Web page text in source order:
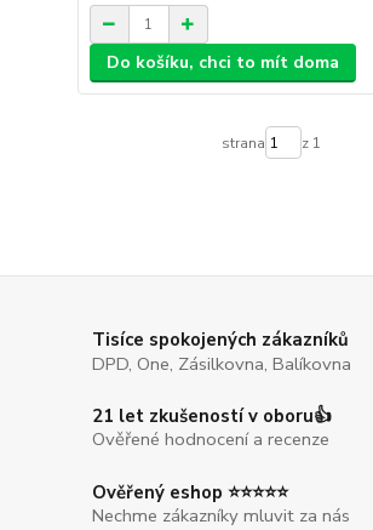
Do košíku, chci to mít doma
strana z 1
Tisíce spokojených zákazníků
DPD, One, Zásilkovna, Balíkovna
21 let zkušeností v oboru👍
Ověřené hodnocení a recenze
Ověřený eshop ⭐⭐⭐⭐⭐
Nechme zákazníky mluvit za nás